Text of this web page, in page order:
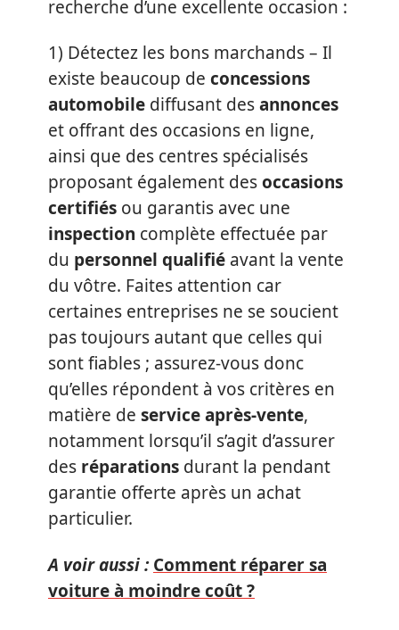
recherche d’une excellente occasion :
1) Détectez les bons marchands – Il
existe beaucoup de concessions
automobile diffusant desannonces
et offrant des occasions en ligne,
ainsi que des centres spécialisés
proposant également desoccasions
certifiés ou garantis avec une
inspection complète effectuée par
du personnel qualifié avant la vente
du vôtre. Faites attention car
certaines entreprises ne se soucient
pas toujours autant que celles qui
sont fiables ; assurez-vous donc
qu’elles répondent à vos critères en
matière de service après-vente,
notamment lorsqu’il s’agit d’assurer
des réparations durant la pendant
garantie offerte après un achat
particulier.
A voir aussi : Comment réparer sa
voiture à moindre coût ?